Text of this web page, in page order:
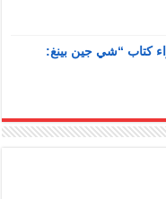
كتاب “شي جين بينغ: